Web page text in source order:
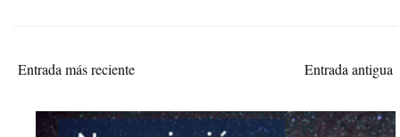
Entrada más reciente Entrada antigua